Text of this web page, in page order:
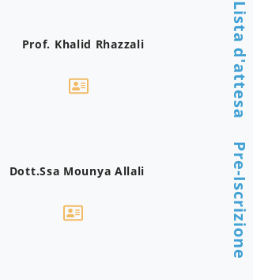
Prof. Khalid Rhazzali
Dott.ssa Mounya Allali
Lista d'attesa
Pre-Iscrizione